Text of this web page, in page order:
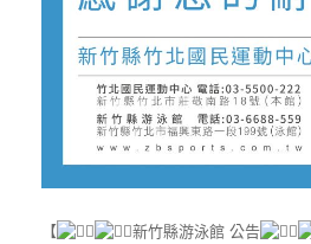
【 新竹縣游泳館 公告